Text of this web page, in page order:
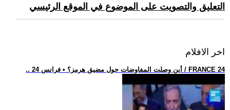
التعليق والتصويت على الموضوع في الموقع الرئيسي
اخر الافلام
.. أين وصلت المفاوضات حول مضيق هرمز؟ • فرانس 24 / FRANCE 24